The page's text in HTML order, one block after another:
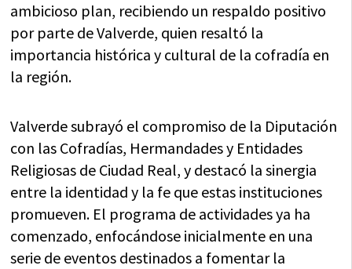
ambicioso plan, recibiendo un respaldo positivo
por parte de Valverde, quien resaltó la
importancia histórica y cultural de la cofradía en
la región.
Valverde subrayó el compromiso de la Diputación
con las Cofradías, Hermandades y Entidades
Religiosas de Ciudad Real, y destacó la sinergia
entre la identidad y la fe que estas instituciones
promueven. El programa de actividades ya ha
comenzado, enfocándose inicialmente en una
serie de eventos destinados a fomentar la